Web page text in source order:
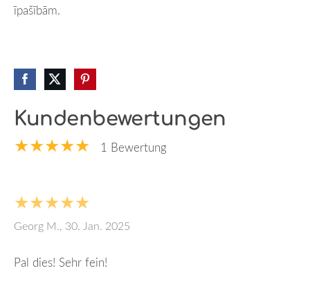
īpašībām.
Kundenbewertungen
★★★★★ 1 Bewertung
★★★★★
Georg M., 30. Jan. 2025
Pal dies! Sehr fein!